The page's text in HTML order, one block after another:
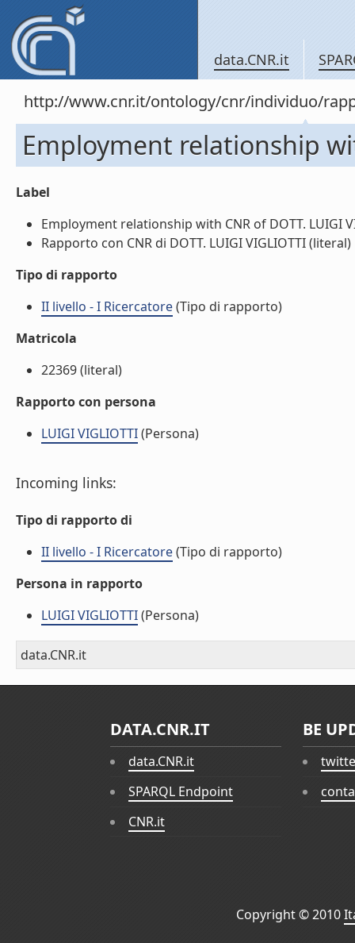
data.CNR.it
http://www.cnr.it/ontology/cnr/individuo/
Employment relationship
Label
Employment relationship with CNR of DOTT. LUIGI
Rapporto con CNR di DOTT. LUIGI VIGLIOTTI (literal)
Tipo di rapporto
II livello - I Ricercatore(Tipo di rapporto)
Matricola
22369 (literal)
Rapporto con persona
LUIGI VIGLIOTTI(Persona)
Incoming links:
Tipo di rapporto di
II livello - I Ricercatore(Tipo di rapporto)
Persona in rapporto
LUIGI VIGLIOTTI(Persona)
data.CNR.it
DATA.CNR.IT
data.CNR.it
SPARQL Endpoint
CNR.it
BE
Copyright © 2010